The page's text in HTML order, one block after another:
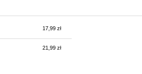
17,99 zł
21,99 zł